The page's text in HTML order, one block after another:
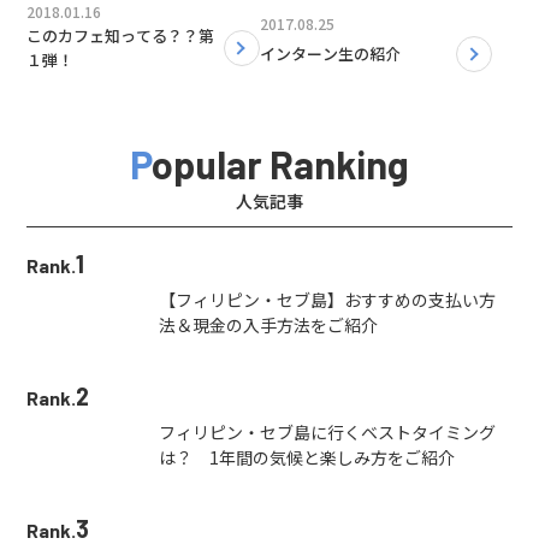
2018.01.16
このカフェ知ってる？？第
１弾！
2017.08.25
インターン生の紹介
Popular Ranking
人気記事
Rank.1
【フィリピン・セブ島】おすすめの支払い方
法＆現金の入手方法をご紹介
Rank.2
フィリピン・セブ島に行くベストタイミング
は？ 1年間の気候と楽しみ方をご紹介
Rank.3